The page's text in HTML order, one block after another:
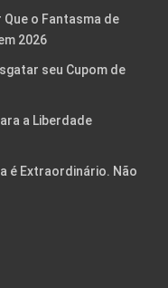
o Fantasma de
2026
seu Cupom de
a Liberdade
é Extraordinário. Não